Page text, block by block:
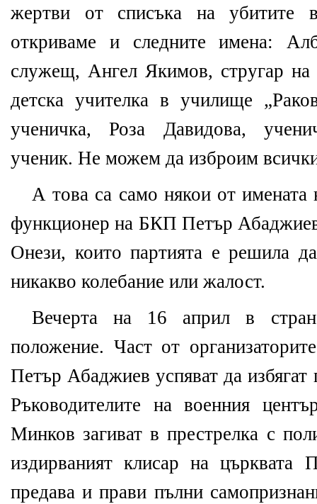
жертви от списъка на убитите
откриваме и следните имена:
служещ, Ангел Якимов, стругар
детска учителка в училище
ученичка, Роза Давидова,
ученик. Не можем да изброим
А това са само някои от имената
функционер на БКП Петър
Онези, които партията е решила
никакво колебание или жалост.
Вечерта на 16 април в
положение. Част от
Петър Абаджиев успяват да
Ръководителите на военния
Минков загиват в престрелка с
издирваният клисар на църквата
предава и прави пълни